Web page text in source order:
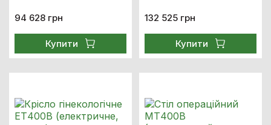
94 628 грн
Купити
132 525 грн
Купити